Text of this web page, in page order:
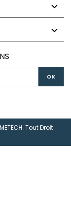


. Tout Droit